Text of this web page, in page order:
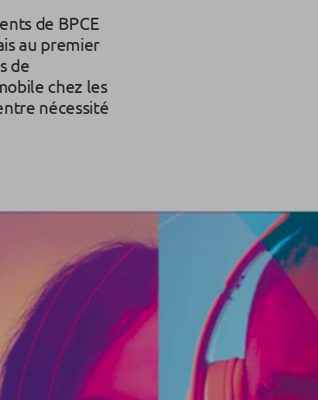
de BPCE
au premier
de
chez les
nécessité